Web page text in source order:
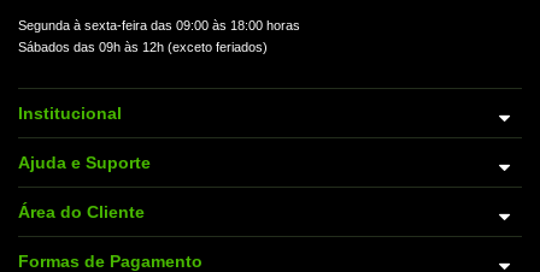
Segunda à sexta-feira das 09:00 às 18:00 horas
Sábados das 09h às 12h (exceto feriados)
Institucional
Ajuda e Suporte
Área do Cliente
Formas de Pagamento